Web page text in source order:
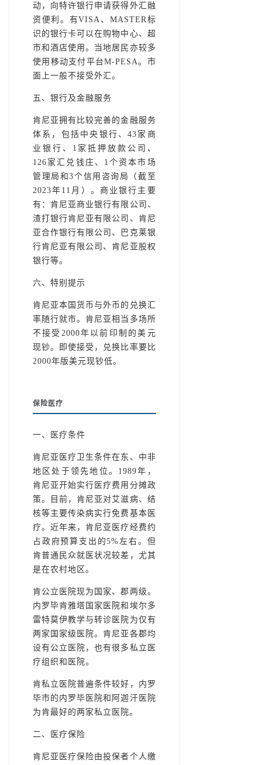
动，向特许银行申请获得外汇融
资便利。有VISA、MASTER标
识的银行卡可以在购物中心、超
市和酒店使用。当地居民亦较多
使用移动支付平台M-PESA。市
面上一般不接受外汇。
五、银行及金融服务
肯尼亚拥有比较完善的金融服务
体系，包括中央银行、43家商
业银行、1家抵押放款公司、
126家汇兑钱庄、1个资本市场
管理局和3个信用咨询局（截至
2023年11月）。商业银行主要
有：肯尼亚商业银行有限公司、
渣打银行肯尼亚有限公司、肯尼
亚合作银行有限公司、巴克莱银
行肯尼亚有限公司、肯尼亚股权
银行等。
六、特别提示
肯尼亚本国货币与外币的兑换汇
率随行就市。肯尼亚相当多场所
不接受2000年以前印制的美元
现钞。即使接受，兑换比率要比
2000年版美元现钞低。
保险医疗
一、医疗条件
肯尼亚医疗卫生条件在东、中非
地区处于领先地位。1989年，
肯尼亚开始实行医疗费用分摊政
策。目前，肯尼亚对艾滋病、结
核等主要传染病实行免费基本医
疗。近年来，肯尼亚医疗经费约
占政府预算支出的5%左右。但
肯普通民众就医状况较差，尤其
是在农村地区。
肯公立医院现为国家、郡两级。
内罗毕肯雅塔国家医院和埃尔多
雷特莫伊教学与转诊医院为仅有
两家国家级医院。肯尼亚各郡均
设有公立医院，也有很多私立医
疗组织和医院。
肯私立医院普遍条件较好，内罗
毕市的内罗毕医院和阿迦汗医院
为肯最好的两家私立医院。
二、医疗保险
肯尼亚医疗保险由投保者个人缴